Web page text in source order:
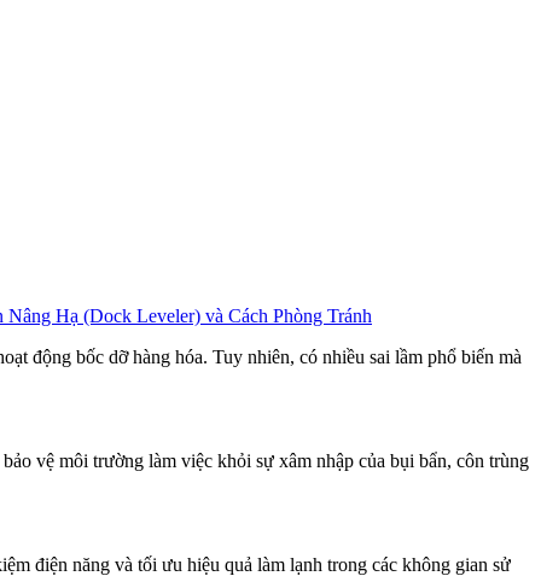
Hạ (Dock Leveler) và Cách Phòng Tránh
động bốc dỡ hàng hóa. Tuy nhiên, có nhiều sai lầm phổ biến mà
vệ môi trường làm việc khỏi sự xâm nhập của bụi bẩn, côn trùng
điện năng và tối ưu hiệu quả làm lạnh trong các không gian sử